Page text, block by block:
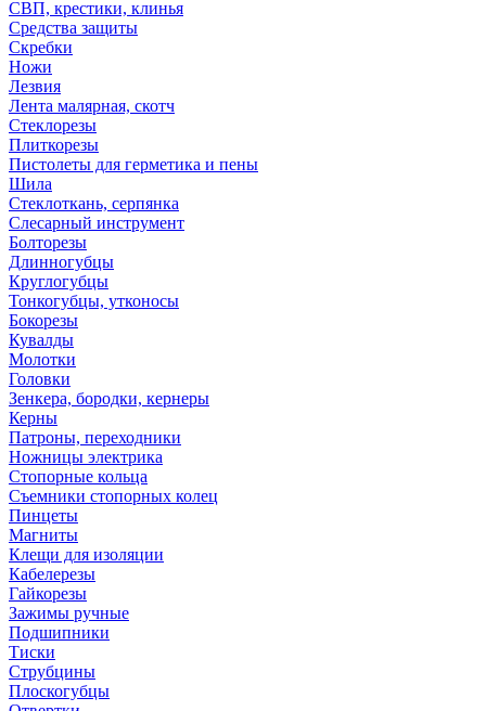
СВП, крестики, клинья
Средства защиты
Скребки
Ножи
Лезвия
Лента малярная, скотч
Стеклорезы
Плиткорезы
Пистолеты для герметика и пены
Шила
Стеклоткань, серпянка
Слесарный инструмент
Болторезы
Длинногубцы
Круглогубцы
Тонкогубцы, утконосы
Бокорезы
Кувалды
Молотки
Головки
Зенкера, бородки, кернеры
Керны
Патроны, переходники
Ножницы электрика
Стопорные кольца
Съемники стопорных колец
Пинцеты
Магниты
Клещи для изоляции
Кабелерезы
Гайкорезы
Зажимы ручные
Подшипники
Тиски
Струбцины
Плоскогубцы